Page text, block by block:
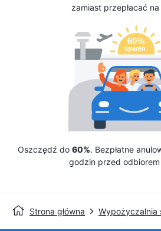
zamiast przepłacać
Oszczędź do 60%. Bezpłatne
godzin przed
Strona główna Wypożyczalnia